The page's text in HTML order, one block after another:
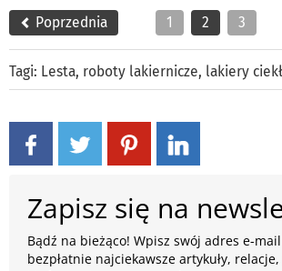
Poprzednia 1 2 3
Tagi: Lesta, roboty lakiernicze, lakiery
Zapisz się na
Bądź na bieżąco! Wpisz swój adres e-
bezpłatnie najciekawsze artykuły,